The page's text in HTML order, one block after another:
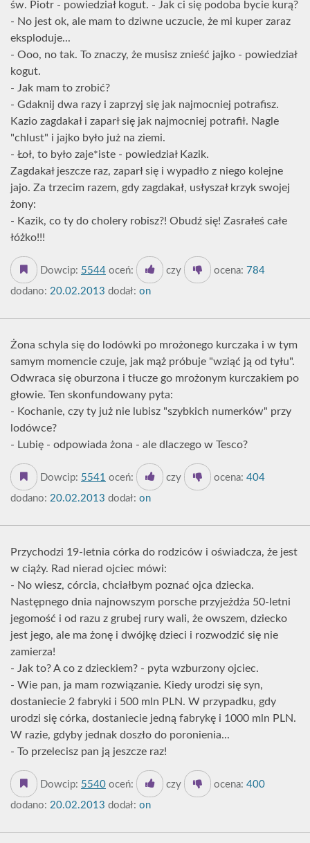
św. Piotr - powiedział kogut. - Jak ci się podoba bycie kurą?
- No jest ok, ale mam to dziwne uczucie, że mi kuper zaraz
eksploduje...
- Ooo, no tak. To znaczy, że musisz znieść jajko - powiedział
kogut.
- Jak mam to zrobić?
- Gdaknij dwa razy i zaprzyj się jak najmocniej potrafisz.
Kazio zagdakał i zaparł się jak najmocniej potrafił. Nagle
"chlust" i jajko było już na ziemi.
- Łoł, to było zaje*iste - powiedział Kazik.
Zagdakał jeszcze raz, zaparł się i wypadło z niego kolejne
jajo. Za trzecim razem, gdy zagdakał, usłyszał krzyk swojej
żony:
- Kazik, co ty do cholery robisz?! Obudź się! Zasrałeś całe
łóżko!!!
Dowcip: 5544 oceń: czy ocena: 784
dodano: 20.02.2013 dodał: on
Żona schyla się do lodówki po mrożonego kurczaka i w tym
samym momencie czuje, jak mąż próbuje "wziąć ją od tyłu".
Odwraca się oburzona i tłucze go mrożonym kurczakiem po
głowie. Ten skonfundowany pyta:
- Kochanie, czy ty już nie lubisz "szybkich numerków" przy
lodówce?
- Lubię - odpowiada żona - ale dlaczego w Tesco?
Dowcip: 5541 oceń: czy ocena: 404
dodano: 20.02.2013 dodał: on
Przychodzi 19-letnia córka do rodziców i oświadcza, że jest
w ciąży. Rad nierad ojciec mówi:
- No wiesz, córcia, chciałbym poznać ojca dziecka.
Następnego dnia najnowszym porsche przyjeżdża 50-letni
jegomość i od razu z grubej rury wali, że owszem, dziecko
jest jego, ale ma żonę i dwójkę dzieci i rozwodzić się nie
zamierza!
- Jak to? A co z dzieckiem? - pyta wzburzony ojciec.
- Wie pan, ja mam rozwiązanie. Kiedy urodzi się syn,
dostaniecie 2 fabryki i 500 mln PLN. W przypadku, gdy
urodzi się córka, dostaniecie jedną fabrykę i 1000 mln PLN.
W razie, gdyby jednak doszło do poronienia...
- To przelecisz pan ją jeszcze raz!
Dowcip: 5540 oceń: czy ocena: 400
dodano: 20.02.2013 dodał: on